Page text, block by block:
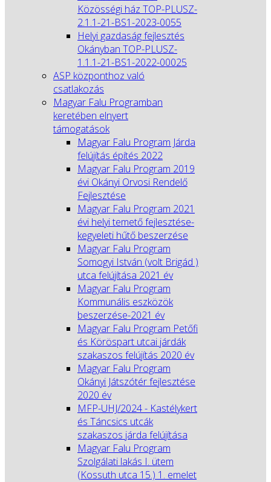
Közösségi ház TOP-PLUSZ-
2.1.1-21-BS1-2023-0055
Helyi gazdaság fejlesztés
Okányban TOP-PLUSZ-
1.1.1-21-BS1-2022-00025
ASP központhoz való
csatlakozás
Magyar Falu Programban
keretében elnyert
támogatások
Magyar Falu Program Járda
felújítás építés 2022
Magyar Falu Program 2019
évi Okányi Orvosi Rendelő
Fejlesztése
Magyar Falu Program 2021
évi helyi temető fejlesztése-
kegyeleti hűtő beszerzése
Magyar Falu Program
Somogyi István (volt Brigád )
utca felújítása 2021 év
Magyar Falu Program
Kommunális eszközök
beszerzése-2021 év
Magyar Falu Program Petőfi
és Köröspart utcai járdák
szakaszos felújítás 2020 év
Magyar Falu Program
Okányi Játszótér fejlesztése
2020 év
MFP-UHJ/2024 - Kastélykert
és Táncsics utcák
szakaszos járda felújítása
Magyar Falu Program
Szolgálati lakás I. ütem
(Kossuth utca 15.) 1. emelet